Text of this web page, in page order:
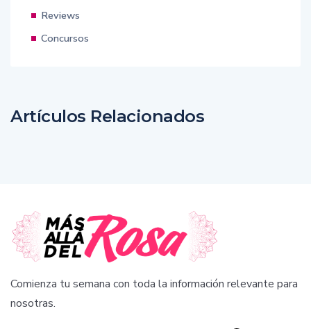
Reviews
Concursos
Artículos Relacionados
Comienza tu semana con toda la información relevante para
nosotras.